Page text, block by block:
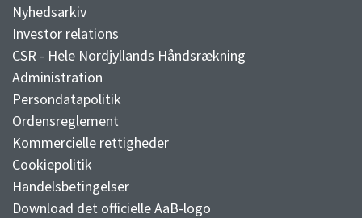
Nyhedsarkiv
Investor relations
CSR - Hele Nordjyllands Håndsrækning
Administration
Persondatapolitik
Ordensreglement
Kommercielle rettigheder
Cookiepolitik
Handelsbetingelser
Download det officielle AaB-logo